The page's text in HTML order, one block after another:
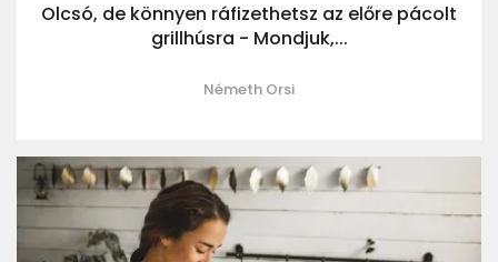
Olcsó, de könnyen ráfizethetsz az előre pácolt
grillhúsra - Mondjuk,...
Németh Orsi